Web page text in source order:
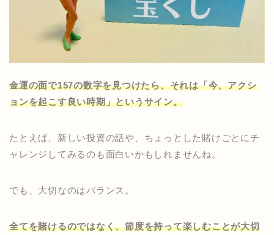
金運の面で157の数字を見つけたら、それは「今、アクシ
ョンを起こす良い時期」というサイン。
たとえば、新しい投資の話や、ちょっとした賭けごとにチ
ャレンジしてみるのも面白いかもしれませんね。
でも、大切なのはバランス。
全てを賭けるのではなく、節度を持って楽しむことが大切